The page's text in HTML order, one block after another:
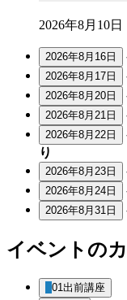
日
2026年8月10日
2026年8月16日
2026年8月17日
2026年8月20日
2026年8月21日
2026年8月22日
り
2026年8月23日
2026年8月24日
2026年8月31日
イベントの
01出前講座